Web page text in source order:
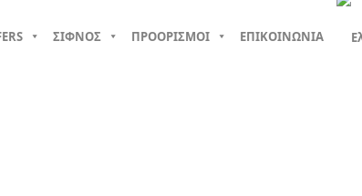
ΣΙΦΝΟΣ ΠΡΟΟΡΙΣΜΟΙ ΕΠΙΚΟΙΝΩΝΙΑ